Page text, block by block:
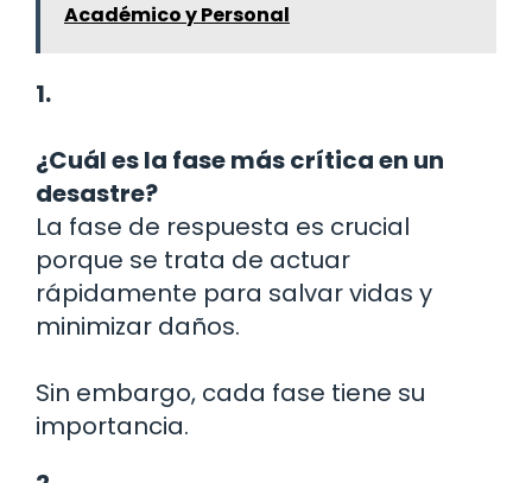
Académico y Personal
1.
¿Cuál es la fase más crítica en un
desastre?
La fase de respuesta es crucial
porque se trata de actuar
rápidamente para salvar vidas y
minimizar daños.
Sin embargo, cada fase tiene su
importancia.